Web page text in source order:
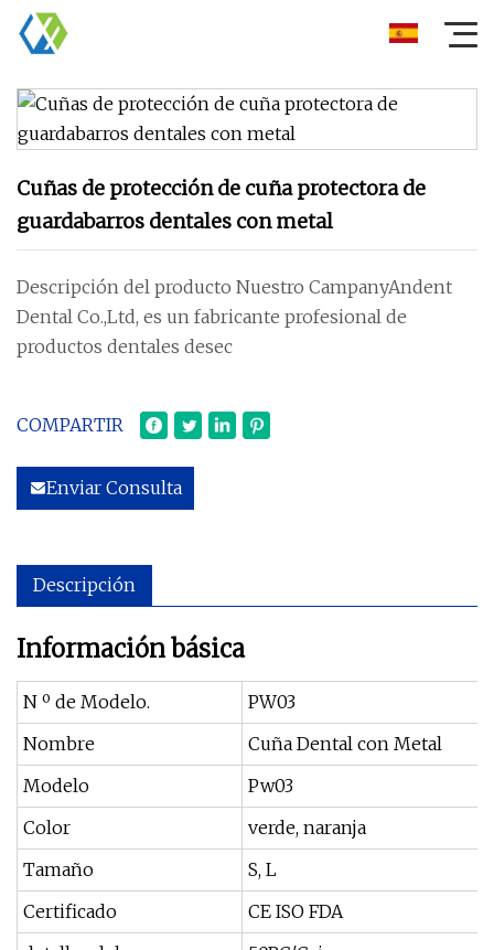
Cuñas de protección de cuña protectora de
guardabarros dentales con metal
Descripción del producto Nuestro CampanyAndent
Dental Co.,Ltd, es un fabricante profesional de
productos dentales desec
COMPARTIR
Enviar Consulta
Descripción
Información básica
N º de Modelo.
PW03
Nombre
Cuña Dental con Metal
Modelo
Pw03
Color
verde, naranja
Tamaño
S, L
Certificado
CE ISO FDA